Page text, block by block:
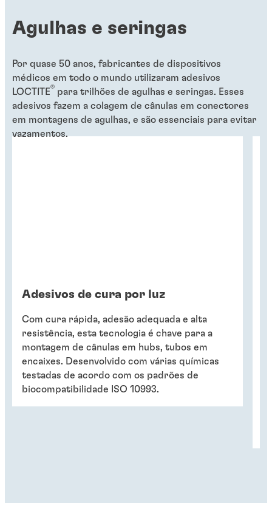
Agulhas e seringas
Por quase 50 anos, fabricantes de dispositivos
médicos em todo o mundo utilizaram adesivos
LOCTITE
®
para trilhões de agulhas e seringas. Esses
adesivos fazem a colagem de cânulas em conectores
em montagens de agulhas, e são essenciais para evitar
vazamentos.
Adesivos de cura por luz
Com cura rápida, adesão adequada e alta
resistência, esta tecnologia é chave para a
montagem de cânulas em hubs, tubos em
encaixes. Desenvolvido com várias químicas
testadas de acordo com os padrões de
biocompatibilidade ISO 10993.